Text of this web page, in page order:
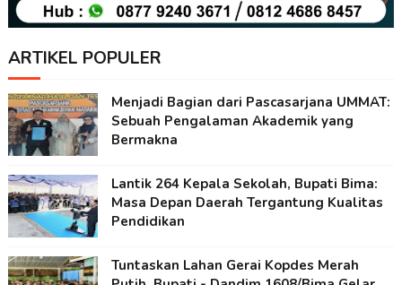
ARTIKEL POPULER
Menjadi Bagian dari Pascasarjana UMMAT:
Sebuah Pengalaman Akademik yang
Bermakna
Lantik 264 Kepala Sekolah, Bupati Bima:
Masa Depan Daerah Tergantung Kualitas
Pendidikan
Tuntaskan Lahan Gerai Kopdes Merah